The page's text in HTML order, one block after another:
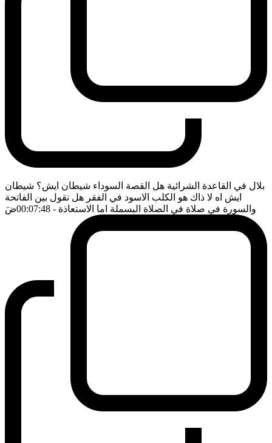
بلال في القاعدة الشرائية هل القصة السوداء شيطان ايش؟ شيطان
ايش اه لا ذاك هو الكلب الاسود في الفقر هل نقول بين الفاتحة
والسورة في صلاة في الصلاة البسملة اما الاستعاذة - 00:07:48 ضَ